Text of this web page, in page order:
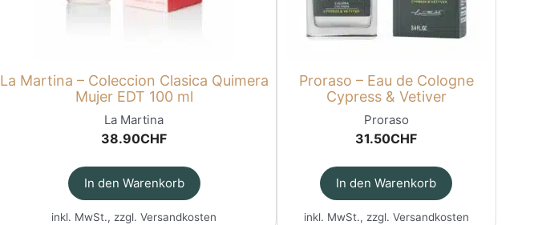
La Martina – Coleccion Clasica Quimera
Mujer EDT 100 ml
La Martina
38.90CHF
In den Warenkorb
inkl. MwSt., zzgl.Versandkosten
Proraso – Eau de Cologne
Cypress & Vetiver
Proraso
31.50CHF
In den Warenkorb
inkl. MwSt., zzgl. Versandkosten